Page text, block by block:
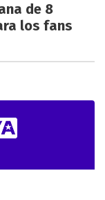
de 8
los fans